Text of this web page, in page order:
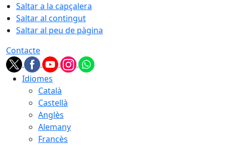
Saltar a la capçalera
Saltar al contingut
Saltar al peu de pàgina
Contacte
Idiomes
Català
Castellà
Anglès
Alemany
Francès